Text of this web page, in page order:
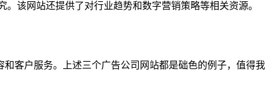
该网站还提供了对行业趋势和数字营销策略等相关资源。
客户服务。上述三个广告公司网站都是础色的例子，值得我